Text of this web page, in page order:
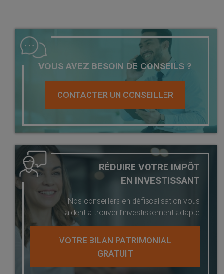
VOUS AVEZ BESOIN DE CONSEILS ?
CONTACTER UN CONSEILLER
RÉDUIRE VOTRE IMPÔT
EN INVESTISSANT
Nos conseillers en défiscalisation vous
aident à trouver l’investissement adapté
VOTRE BILAN PATRIMONIAL
GRATUIT